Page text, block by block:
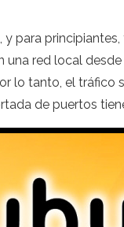
para
red local
lo tanto, el tráfico
de puertos